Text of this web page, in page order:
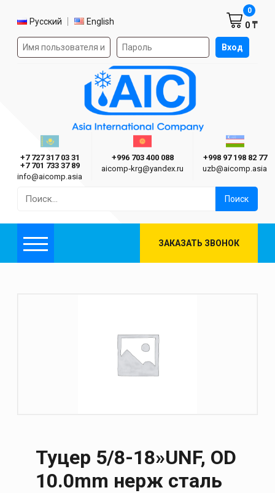
Выбор языка
Русский English
Форма авторизации на сайте Вход
0 ₸
0
Asia International Company
Казахстан г. Алматы
+7 727 317 03 31
+7 701 733 37 89
info@aicomp.asia
Киргизия г. Бишкек
+996 703 400 088
aicomp‑krg@yandex.ru
+998 97 198 82 77
uzb@aicomp.asia
Меню ЗАКАЗАТЬ ЗВОНОК
Туцер 5/8-18»UNF, OD
10.0mm нерж сталь